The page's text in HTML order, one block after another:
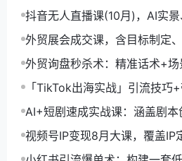
市场开拓与成交核心能力
抖音无人直播课(10月)，AI实
玩法、24小时自动盈利
外贸展会成交课，含目标制定
交，系统化SOP提升参展ROI
外贸询盘秒杀术：精准话术+
月询盘转化率提升200%
「TikTok出海实战」引流技巧
单月变现10万+秘籍
AI+短剧速成实战课：涵盖剧本
现，单部剧收益破万
视频号IP变现8月大课，覆盖IP
取+合规运营+商业转化